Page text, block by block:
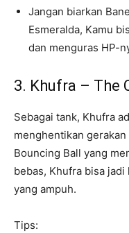
Jangan biarkan
Esmeralda, Kamu
dan menguras HP-
3. Khufra – The
Sebagai tank, Khufra
menghentikan
Bouncing Ball yang
bebas, Khufra bisa
yang ampuh.
Tips: